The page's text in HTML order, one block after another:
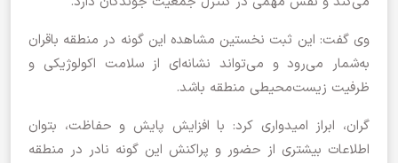
وی گفت: این ثبت نخستین مشاهده این گونه در منطقه باقران
به‌شمار می‌رود و می‌تواند نشانه‌ای از سلامت اکولوژیکی و
ظرفیت زیست‌محیطی منطقه باشد.
گران، ابراز امیدواری کرد: با افزایش پایش و حفاظت، بتوان
اطلاعات بیشتری از حضور و پراکنش این گونه نادر در منطقه